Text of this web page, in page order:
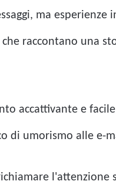
ma
raccontano una
accattivante e
di umorismo alle e-